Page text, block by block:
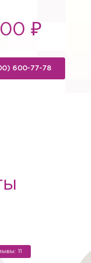
₽
600-77-78
11
Вам необходима
услуги с